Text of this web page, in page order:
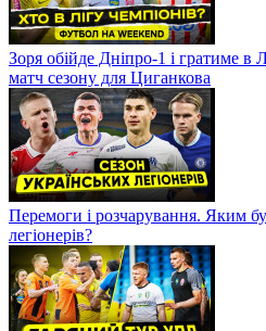
Зоря обійде Дніпро-1 і гратиме в
матч сезону для Циганкова
Перемоги і розчарування. Яким
легіонерів?